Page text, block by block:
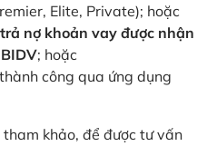
Elite, Private); hoặc
nợ khoản vay được nhận
; hoặc
công qua ứng dụng
khảo, để được tư vấn